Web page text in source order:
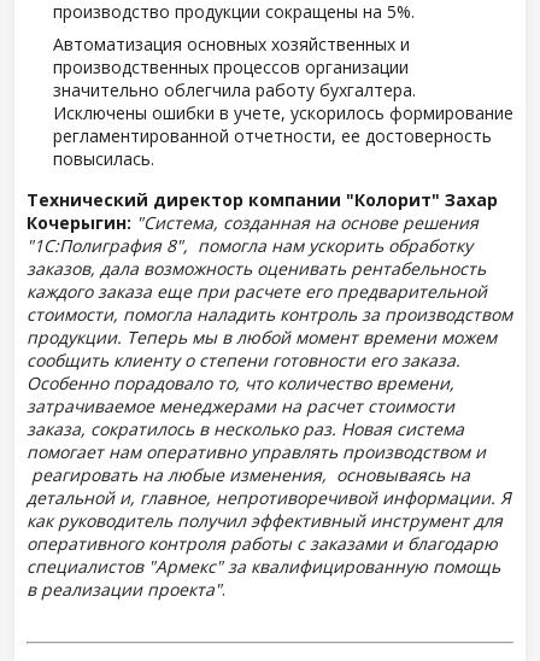
производство продукции сокращены на 5%.
Автоматизация основных хозяйственных и
производственных процессов организации
значительно облегчила работу бухгалтера.
Исключены ошибки в учете, ускорилось формирование
регламентированной отчетности, ее достоверность
повысилась.
Технический директор компании "Колорит" Захар
Кочерыгин: "Система, созданная на основе решения
"1С:Полиграфия 8", помогла нам ускорить обработку
заказов, дала возможность оценивать рентабельность
каждого заказа еще при расчете его предварительной
стоимости, помогла наладить контроль за производством
продукции. Теперь мы в любой момент времени можем
сообщить клиенту о степени готовности его заказа.
Особенно порадовало то, что количество времени,
затрачиваемое менеджерами на расчет стоимости
заказа, сократилось в несколько раз. Новая система
помогает нам оперативно управлять производством и
реагировать на любые изменения, основываясь на
детальной и, главное, непротиворечивой информации. Я
как руководитель получил эффективный инструмент для
оперативного контроля работы с заказами и благодарю
специалистов "Армекс" за квалифицированную помощь
в реализации проекта".